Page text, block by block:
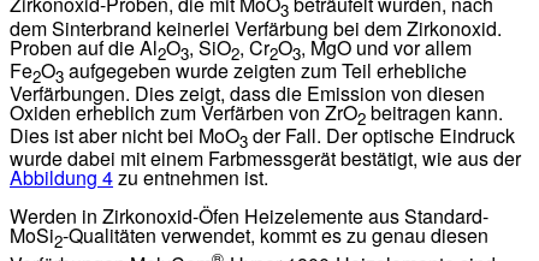
3
dem Sinterbrand keinerlei Verfärbung bei dem Zirkonoxid.
Proben auf die Al2O3, SiO2, Cr2O3, MgO und vor allem
Fe2O3 aufgegeben wurde zeigten zum Teil erhebliche
Verfärbungen. Dies zeigt, dass die Emission von diesen
Oxiden erheblich zum Verfärben von ZrO2 beitragen kann.
Dies ist aber nicht bei MoO3 der Fall. Der optische Eindruck
wurde dabei mit einem Farbmessgerät bestätigt, wie aus der
Abbildung 4zu entnehmen ist.
Werden in Zirkonoxid-Öfen Heizelemente aus Standard-
MoSi2-Qualitäten verwendet, kommt es zu genau diesen